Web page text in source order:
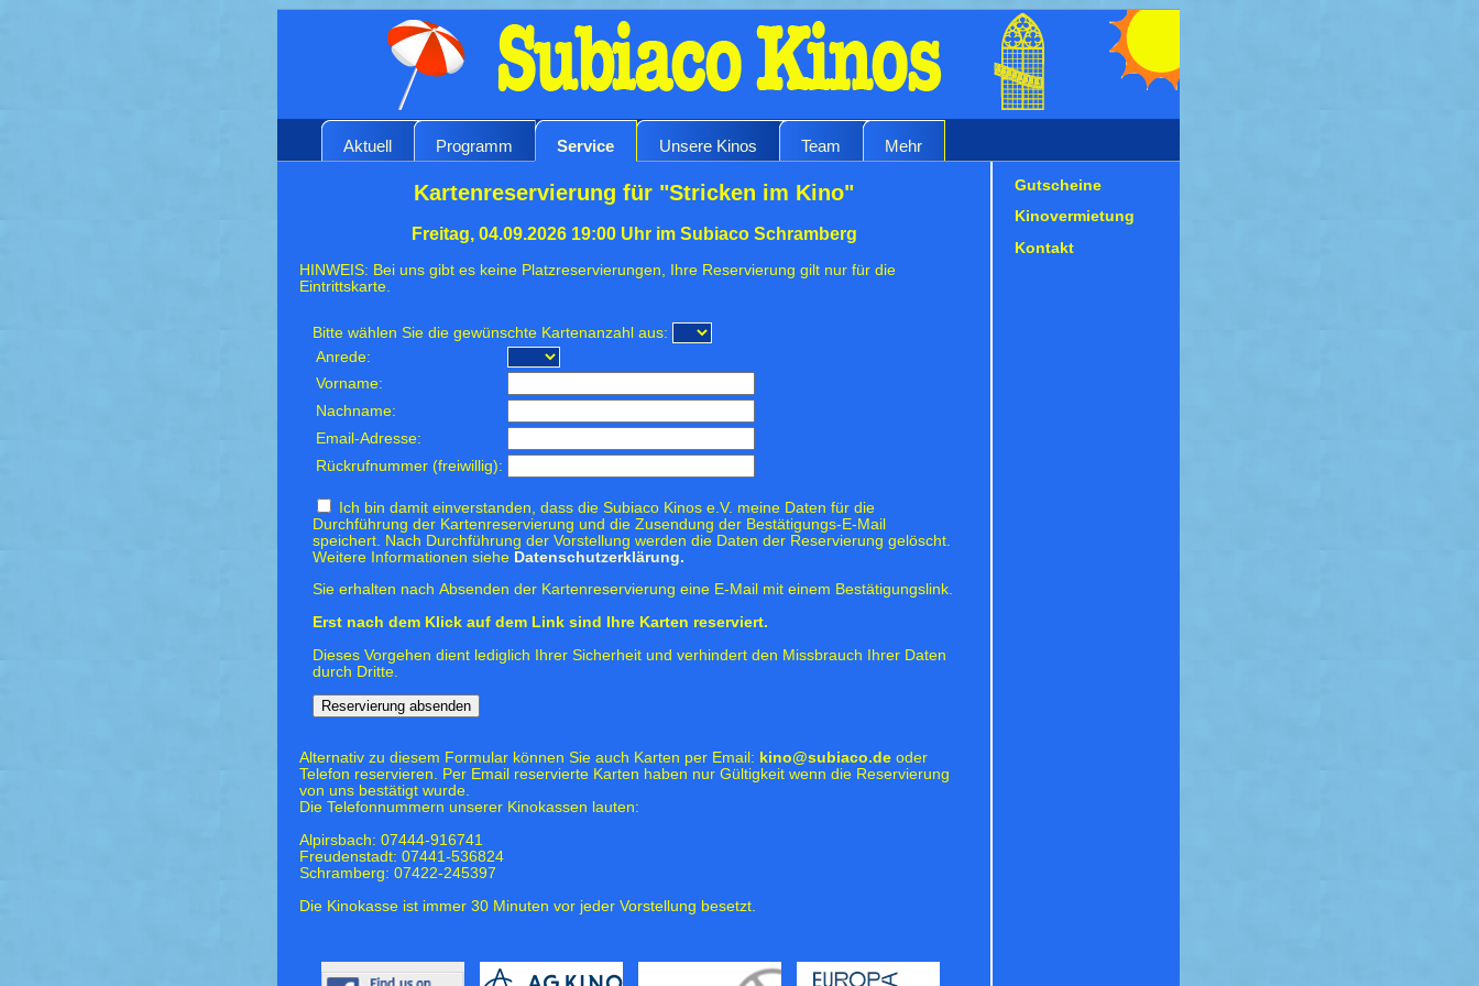
Aktuell Programm Service Unsere Kinos Team Mehr
Kartenreservierung für "Stricken im Kino"
Freitag, 04.09.2026 19:00 Uhr im Subiaco Schramberg
HINWEIS: Bei uns gibt es keine Platzreservierungen, Ihre Reservierung gilt nur für die
Eintrittskarte.
Bitte wählen Sie die gewünschte Kartenanzahl aus:
Anrede:
Vorname:
Nachname:
Email-Adresse:
Rückrufnummer (freiwillig):
Ich bin damit einverstanden, dass die Subiaco Kinos e.V. meine Daten für die
Durchführung der Kartenreservierung und die Zusendung der Bestätigungs-E-Mail
speichert. Nach Durchführung der Vorstellung werden die Daten der Reservierung gelöscht.
Weitere Informationen siehe Datenschutzerklärung.
Sie erhalten nach Absenden der Kartenreservierung eine E-Mail mit einem Bestätigungslink.
Erst nach dem Klick auf dem Link sind Ihre Karten reserviert.
Dieses Vorgehen dient lediglich Ihrer Sicherheit und verhindert den Missbrauch Ihrer Daten
durch Dritte.
Alternativ zu diesem Formular können Sie auch Karten per Email: kino@subiaco.de oder
Telefon reservieren. Per Email reservierte Karten haben nur Gültigkeit wenn die Reservierung
von uns bestätigt wurde.
Die Telefonnummern unserer Kinokassen lauten:
Alpirsbach: 07444-916741
Freudenstadt: 07441-536824
Schramberg: 07422-245397
Die Kinokasse ist immer 30 Minuten vor jeder Vorstellung besetzt.
Gutscheine
Kinovermietung
Kontakt